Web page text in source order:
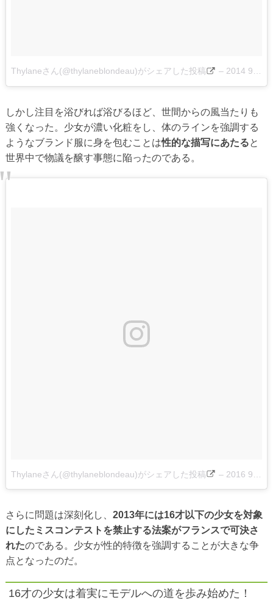
Thylaneさん(@thylaneblondeau)がシェアした投稿 – 2014 9月 8 3:51午後 PDT
しかし注目を浴びれば浴びるほど、世間からの風当たりも
強くなった。少女が濃い化粧をし、体のラインを強調する
ようなブランド服に身を包むことは性的な描写にあたると
世界中で物議を醸す事態に陥ったのである。
Thylaneさん(@thylaneblondeau)がシェアした投稿 – 2016 9月 1 11:46午前 PDT
さらに問題は深刻化し、 2013年には16才以下の少女を対象
にしたミスコンテストを禁止する法案がフランスで可決さ
れたのである。少女が性的特徴を強調することが大きな争
点となったのだ。
16才の少女は着実にモデルへの道を歩み始めた！